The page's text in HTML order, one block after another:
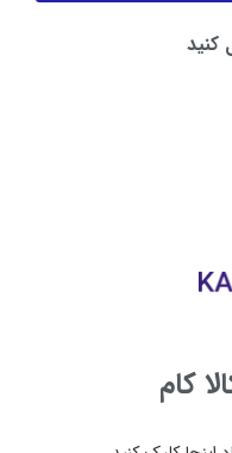
کنید
کام